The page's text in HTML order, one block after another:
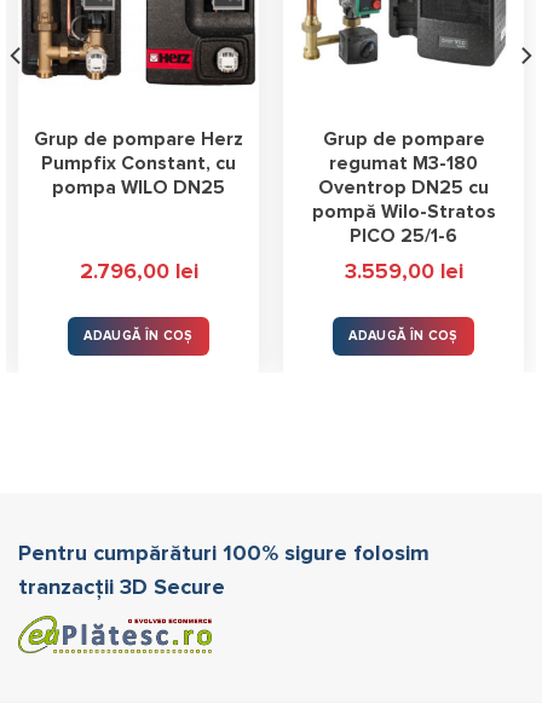
Grup de pompare Herz
Pumpfix Constant, cu
pompa WILO DN25
2.796,00 lei
ADAUGĂ ÎN COȘ
Grup de pompare
regumat M3-180
Oventrop DN25 cu
pompă Wilo-Stratos
PICO 25/1-6
3.559,00 lei
ADAUGĂ ÎN COȘ
Pentru cumpărături 100% sigure folosim
tranzacții 3D Secure